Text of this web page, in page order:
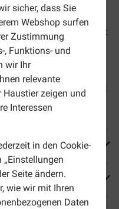
sicher, dass Sie
Webshop surfen
Zustimmung
, Funktions- und
wir Ihr
relevante
zeigen und
Interessen
in den Cookie-
„Einstellungen
Seite ändern.
wie wir mit Ihren
Daten
Idealgewichts hilft.
zu Hause ihr Gewicht
und liefert
der Katze, Körperfett